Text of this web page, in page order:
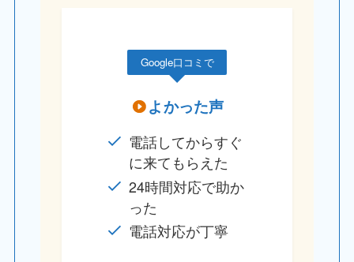
Google口コミで
よかった声
電話してからすぐ
に来てもらえた
24時間対応で助か
った
電話対応が丁寧